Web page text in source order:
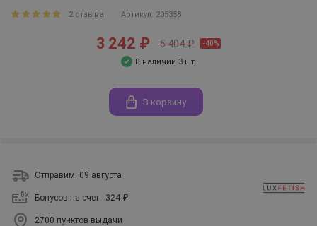
2 отзыва Артикул: 205358
3 242 ₽ 5 404 ₽ -40%
В наличии 3 шт.
В корзину
Отправим: 09 августа
Бонусов на счет: 324 ₽
2700 пунктов выдачи